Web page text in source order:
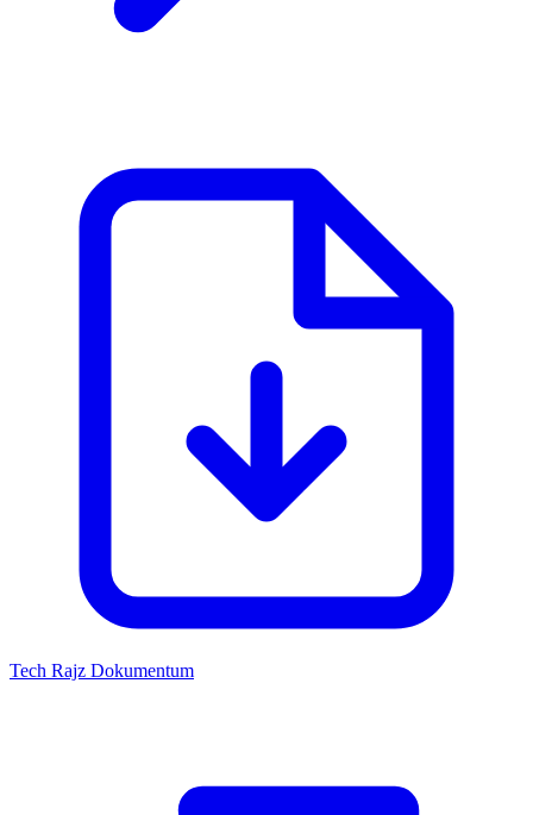
Tech Rajz Dokumentum